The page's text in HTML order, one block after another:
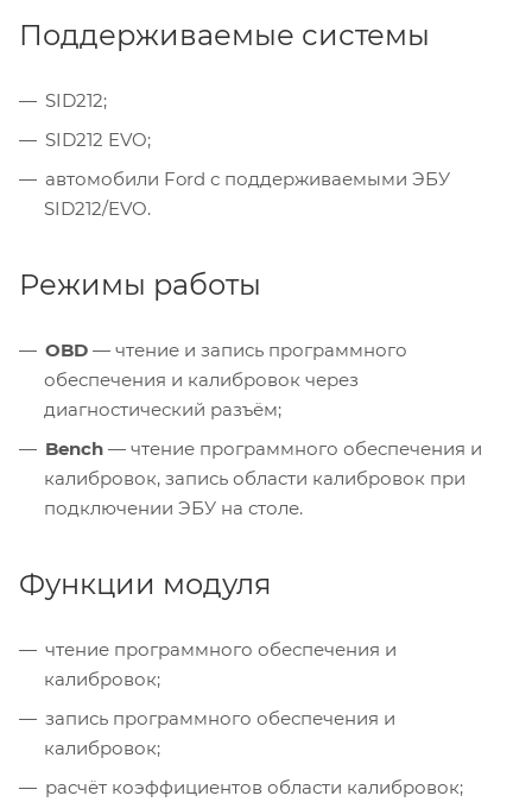
Поддерживаемые системы
SID212;
SID212 EVO;
автомобили Ford с поддерживаемыми ЭБУ
SID212/EVO.
Режимы работы
OBD — чтение и запись программного
обеспечения и калибровок через
диагностический разъём;
Bench — чтение программного обеспечения и
калибровок, запись области калибровок при
подключении ЭБУ на столе.
Функции модуля
чтение программного обеспечения и
калибровок;
запись программного обеспечения и
калибровок;
расчёт коэффициентов области калибровок;